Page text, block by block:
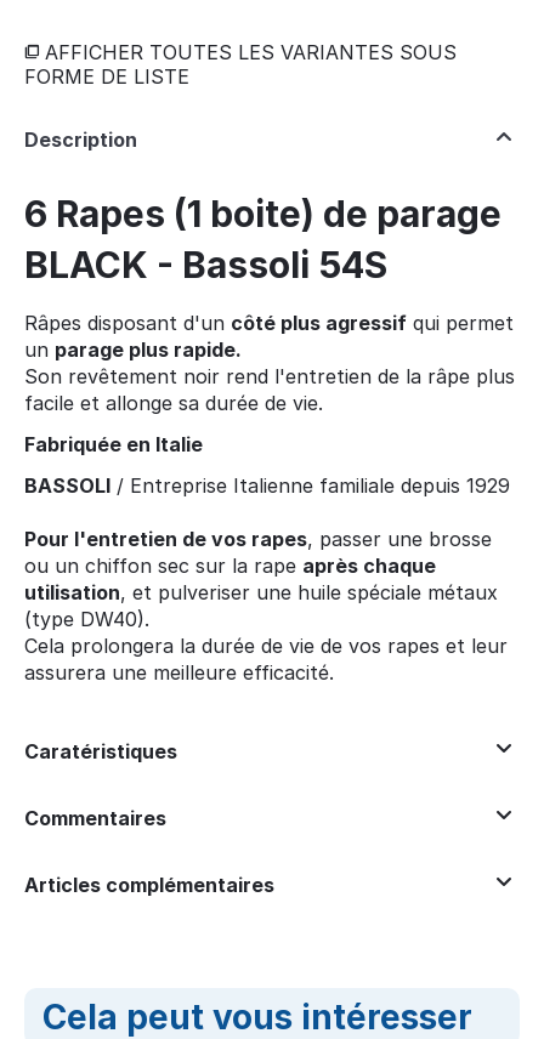
AFFICHER TOUTES LES VARIANTES SOUS
FORME DE LISTE
Description
6 Rapes (1 boite) de parage
BLACK - Bassoli 54S
Râpes disposant d'un côté plus agressif qui permet
un parage plus rapide.
Son revêtement noir rend l'entretien de la râpe plus
facile et allonge sa durée de vie.
Fabriquée en Italie
BASSOLI / Entreprise Italienne familiale depuis 1929
Pour l'entretien de vos rapes, passer une brosse
ou un chiffon sec sur la rape après chaque
utilisation, et pulveriser une huile spéciale métaux
(type DW40).
Cela prolongera la durée de vie de vos rapes et leur
assurera une meilleure efficacité.
Caratéristiques
Commentaires
Articles complémentaires
Cela peut vous intéresser